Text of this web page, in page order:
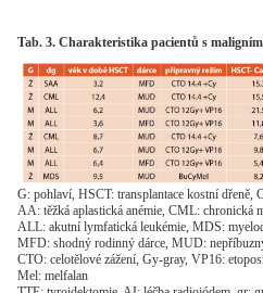
Tab. 3. Charakteristika pacientů s
G: pohlaví, HSCT: transplantace kostní dřeně,
AA: těžká aplastická anémie, CML: chronická
ALL: akutní lymfatická leukémie, MDS:
MFD: shodný rodinný dárce, MUD:
CTO: celotělové zážení, Gy-gray, VP16:
Mel: melfalan